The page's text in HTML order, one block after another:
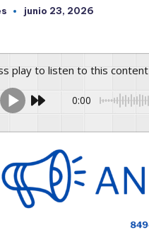
junio 23, 2026
play to listen to this content
0:00